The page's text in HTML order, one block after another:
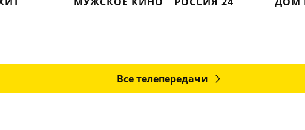
Все телепередачи